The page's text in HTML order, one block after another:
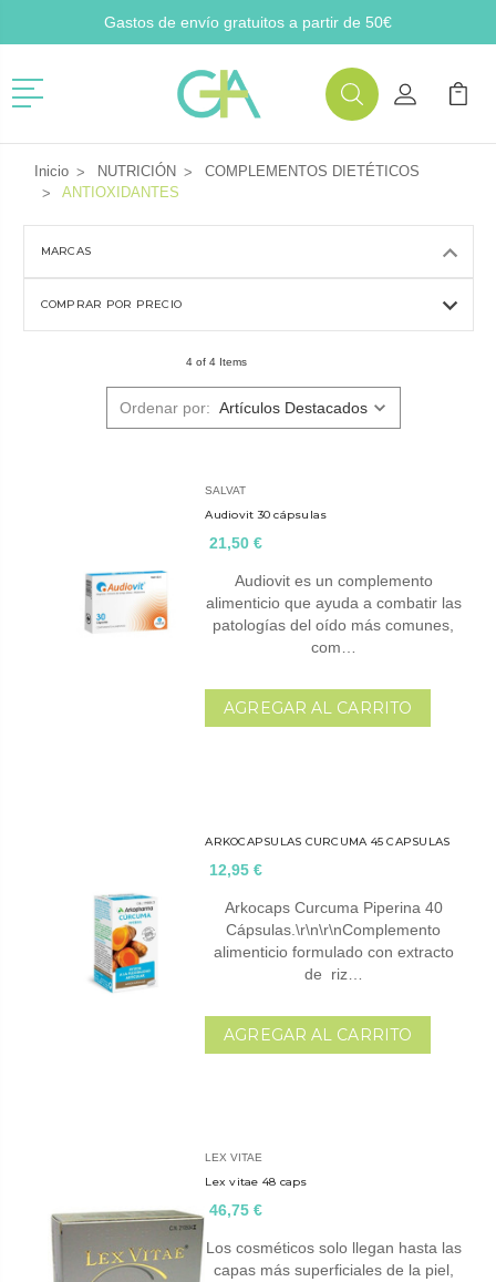
Gastos de envío gratuitos a partir de 50€
Menú
BuscarMi Cuenta
Mi
Inicio NUTRICIÓN
COMPLEMENTOS DIETÉTICOS
ANTIOXIDANTES
MARCAS
COMPRAR POR PRECIO
4 of 4 Items
Ordenar por:
SALVAT
Audiovit 30 cápsulas
21,50 €
Audiovit es un complemento
alimenticio que ayuda a combatir las
patologías del oído más comunes,
com…
AGREGAR AL CARRITO
ARKOCAPSULAS CURCUMA 45 CAPSULAS
12,95 €
Arkocaps Curcuma Piperina 40
Cápsulas.\r\n\r\nComplemento
alimenticio formulado con extracto
de riz…
AGREGAR AL CARRITO
LEX VITAE
Lex vitae 48 caps
46,75 €
Los cosméticos solo llegan hasta las
capas más superficiales de la piel,